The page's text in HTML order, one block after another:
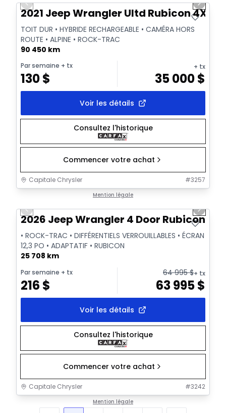
Vidéo disponible
Previous slide Next
2021 Jeep Wrangler Ultd Rubicon 4XE
TOIT DUR • HYBRIDE RECHARGEABLE • CAMÉRA HORS
ROUTE • ALPINE • ROCK-TRAC
90 450 km
Par semaine + tx
130$
+ tx
35 000$
Voir les détails
Consultez l'historique
Commencer votre achat
Capitale Chrysler #3257
Mention légale
Vidéo disponible
Previous slide Next
2026 Jeep Wrangler 4 Door Rubicon
• ROCK-TRAC • DIFFÉRENTIELS VERROUILLABLES • ÉCRAN
12,3 PO • ADAPTATIF • RUBICON
25 708 km
Par semaine + tx
216 $
64 995$+ tx
63 995$
Voir les détails
Consultez l'historique
Commencer votre achat
Capitale Chrysler #3242
Mention légale